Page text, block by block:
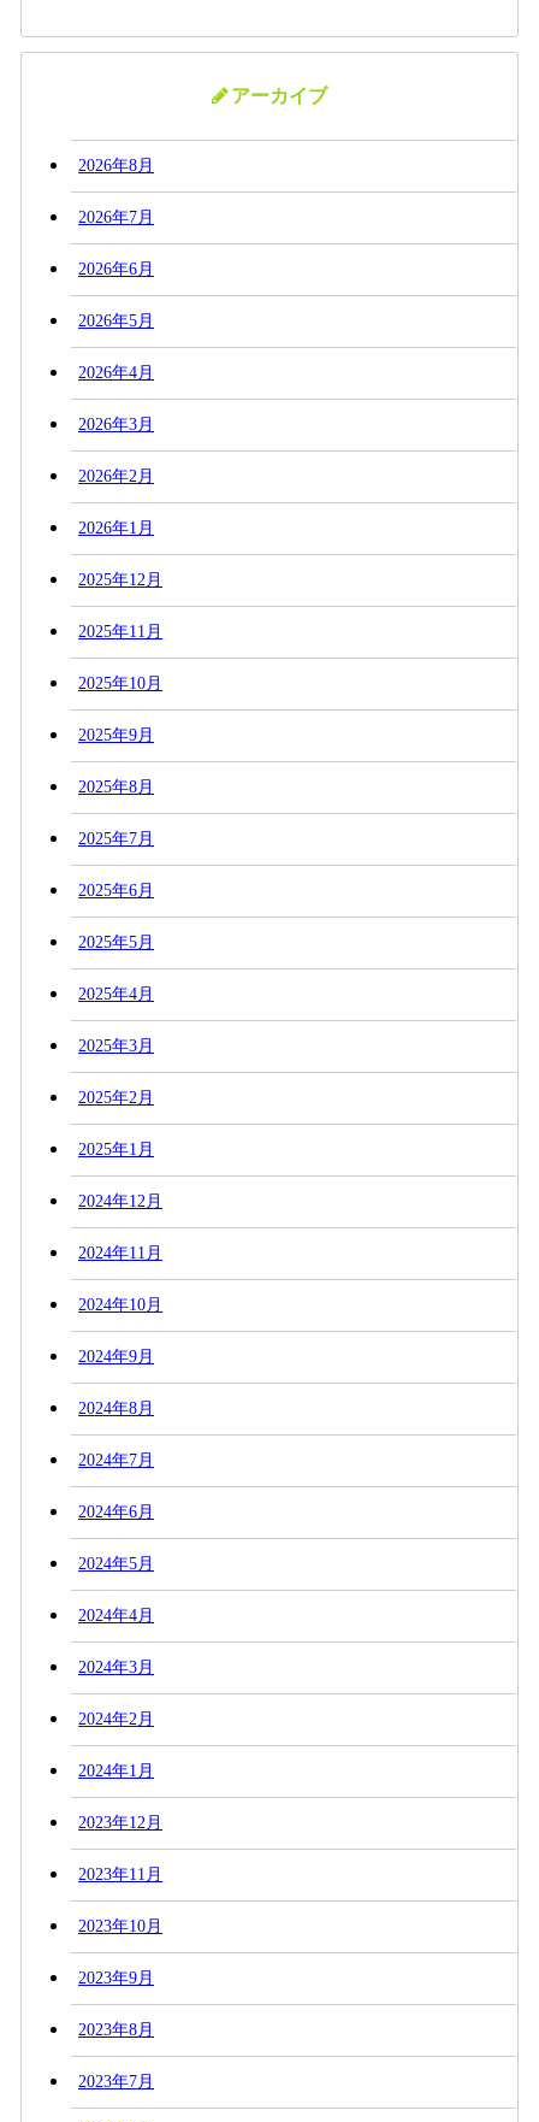
アーカイブ
2026年8月
2026年7月
2026年6月
2026年5月
2026年4月
2026年3月
2026年2月
2026年1月
2025年12月
2025年11月
2025年10月
2025年9月
2025年8月
2025年7月
2025年6月
2025年5月
2025年4月
2025年3月
2025年2月
2025年1月
2024年12月
2024年11月
2024年10月
2024年9月
2024年8月
2024年7月
2024年6月
2024年5月
2024年4月
2024年3月
2024年2月
2024年1月
2023年12月
2023年11月
2023年10月
2023年9月
2023年8月
2023年7月